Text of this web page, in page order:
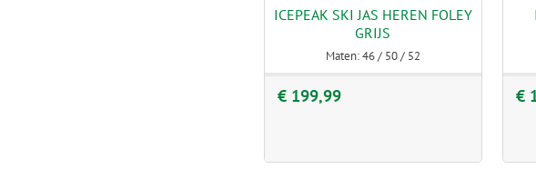
ICEPEAK SKI JAS HEREN FOLEY
GRIJS
Maten: 46 / 50 / 52
€ 199,99 €